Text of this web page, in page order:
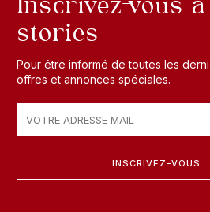
stories
Pour être informé de toutes les
offres et annonces spéciales.
INSCRIVEZ-VOUS